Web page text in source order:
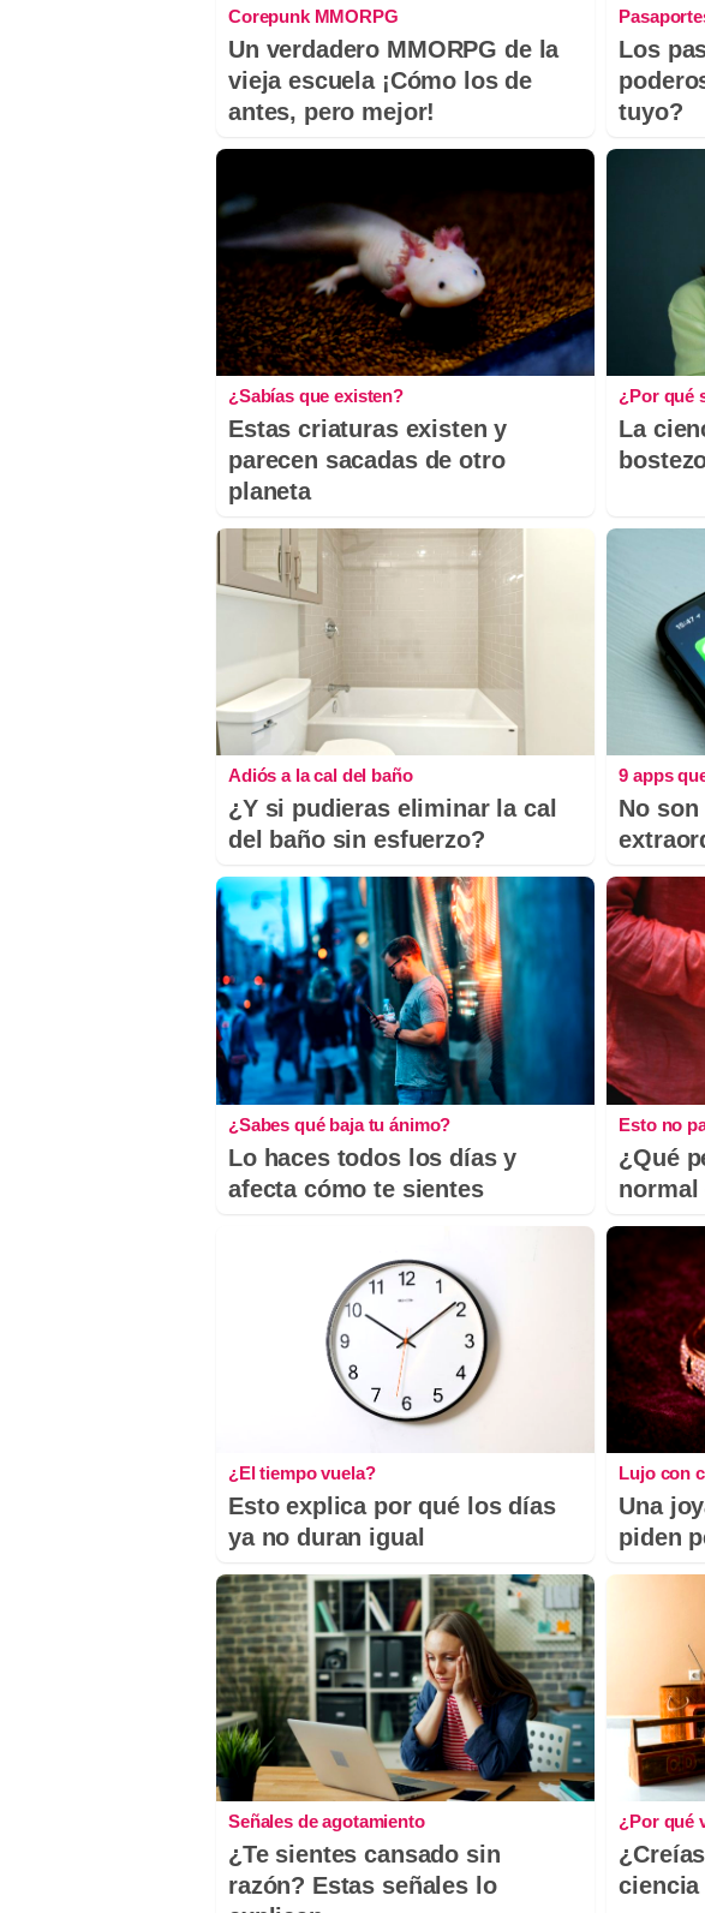
Corepunk MMORPG
Un verdadero MMORPG de la
vieja escuela ¡Cómo los de
antes, pero mejor!
Los
tuyo?
¿Sabías que existen?
Estas criaturas existen y
parecen sacadas de otro
planeta
¿Por qué
La
Adiós a la cal del baño
¿Y si pudieras eliminar la cal
del baño sin esfuerzo?
9 apps
No
¿Sabes qué baja tu ánimo?
Lo haces todos los días y
afecta cómo te sientes
Esto no
¿Qué
normal
¿El tiempo vuela?
Esto explica por qué los días
ya no duran igual
Lujo con
Una
piden
Señales de agotamiento
¿Te sientes cansado sin
razón? Estas señales lo
¿Por qué
ciencia